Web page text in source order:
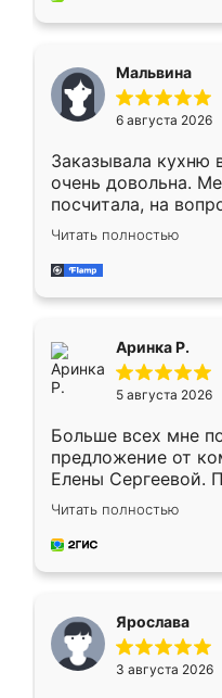
Мальвина
6 августа 2026
Заказывала кухню
очень довольна.
посчитала, на
Замерщик приехал
делу со всей
за день, ребята
Читать полностью
Аринка Р.
5 августа 2026
Больше всех мне
предложение от
Елены Сергеевой.
короткие сроки
для замера
предложил по
Читать полностью
Ярослава
3 августа 2026